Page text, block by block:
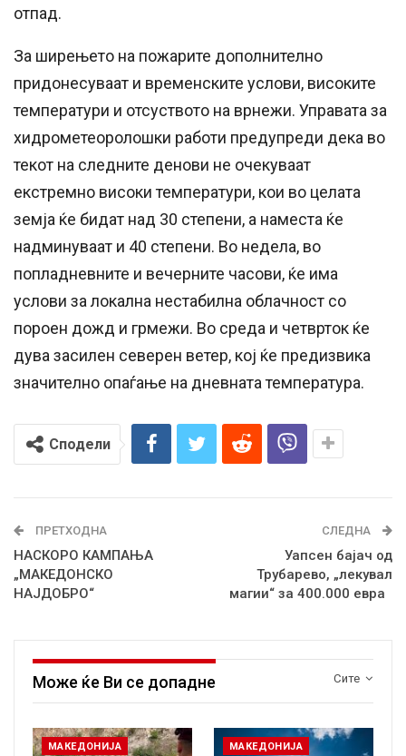
отпад.
За ширењето на пожарите дополнително
придонесуваат и временските услови, високите
температури и отсуството на врнежи. Управата за
хидрометеоролошки работи предупреди дека во
текот на следните денови не очекуваат
екстремно високи температури, кои во целата
земја ќе бидат над 30 степени, а наместа ќе
надминуваат и 40 степени. Во недела, во
попладневните и вечерните часови, ќе има
услови за локална нестабилна облачност со
пороен дожд и грмежи. Во среда и четврток ќе
дува засилен северен ветер, кој ќе предизвика
значително опаѓање на дневната температура.
Сподели
ПРЕТХОДНА
НАСКОРО КАМПАЊА
„МАКЕДОНСКО
НАЈДОБРО“
СЛЕДНА
Уапсен бајач од
Трубарево, „лекувал
магии“ за 400.000 евра
Сите
Може ќе Ви се допадне
МАКЕДОНИЈА МАКЕДОНИЈА